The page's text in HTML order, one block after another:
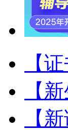
【
【
【